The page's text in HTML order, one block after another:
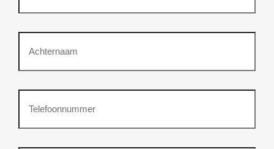
Achternaam
Telefoonnummer
(Vereist)